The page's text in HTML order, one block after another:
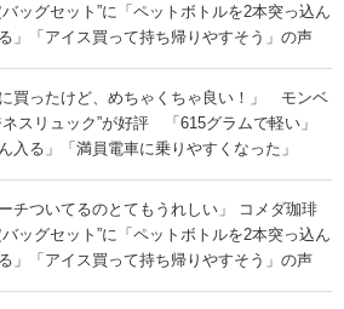
バッグセット”に「ペットボトルを2本突っ込ん
」「アイス買って持ち帰りやすそう」の声
に買ったけど、めちゃくちゃ良い！」 モンベ
ネスリュック”が好評 「615グラムで軽い」
入る」「満員電車に乗りやすくなった」
ーチついてるのとてもうれしい」 コメダ珈琲
バッグセット”に「ペットボトルを2本突っ込ん
」「アイス買って持ち帰りやすそう」の声